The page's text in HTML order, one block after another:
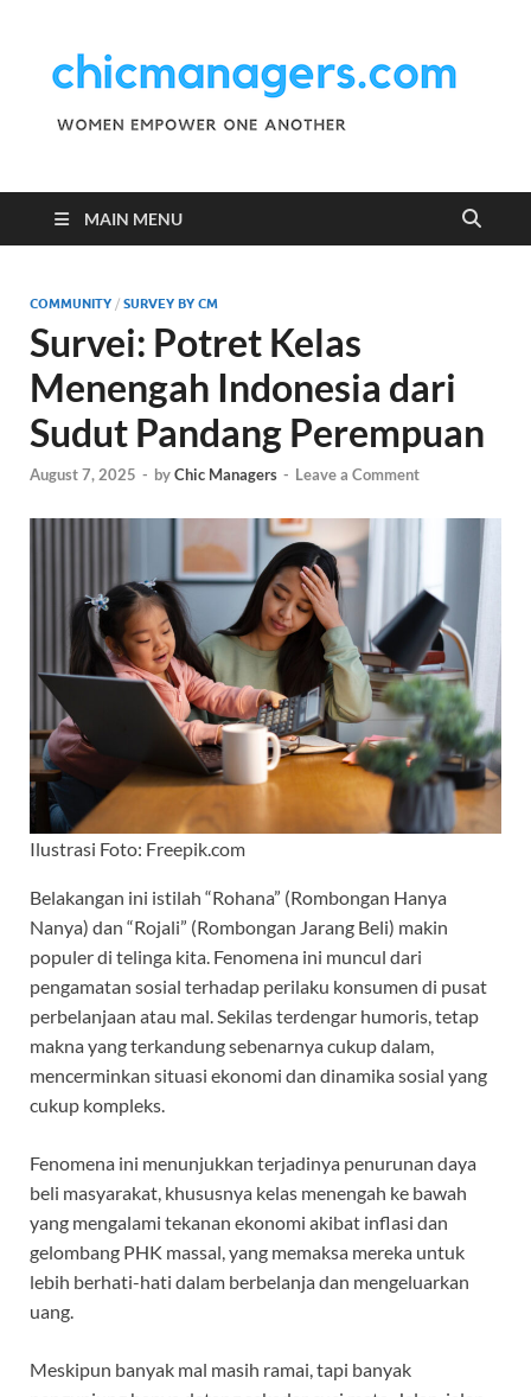
MAIN MENU
COMMUNITY / SURVEY BY CM
Survei: Potret Kelas
Menengah Indonesia dari
Sudut Pandang Perempuan
August 7, 2025 - byChic Managers - Leave a Comment
Ilustrasi Foto: Freepik.com
Belakangan ini istilah “Rohana” (Rombongan Hanya
Nanya) dan “Rojali” (Rombongan Jarang Beli) makin
populer di telinga kita. Fenomena ini muncul dari
pengamatan sosial terhadap perilaku konsumen di pusat
perbelanjaan atau mal. Sekilas terdengar humoris, tetap
makna yang terkandung sebenarnya cukup dalam,
mencerminkan situasi ekonomi dan dinamika sosial yang
cukup kompleks.
Fenomena ini menunjukkan terjadinya penurunan daya
beli masyarakat, khususnya kelas menengah ke bawah
yang mengalami tekanan ekonomi akibat inflasi dan
gelombang PHK massal, yang memaksa mereka untuk
lebih berhati-hati dalam berbelanja dan mengeluarkan
uang.
Meskipun banyak mal masih ramai, tapi banyak